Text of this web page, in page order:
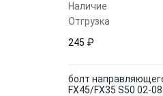
Наличие
Отгрузка
245 ₽
болт
FX45/FX35 S50 02-08